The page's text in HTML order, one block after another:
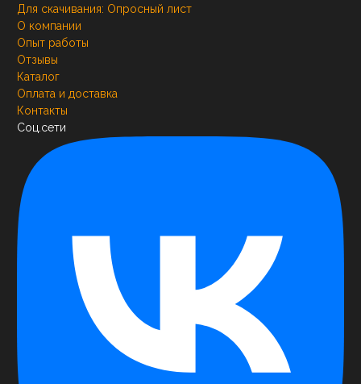
Для скачивания: Опросный лист
О компании
Опыт работы
Отзывы
Каталог
Оплата и доставка
Контакты
Соц.сети